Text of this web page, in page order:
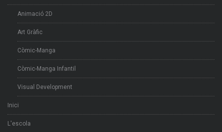
Animació 2D
Art Gràfic
Còmic-Manga
Còmic-Manga Infantil
Visual Development
Inici
L'escola